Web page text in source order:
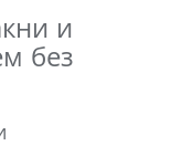
и
без